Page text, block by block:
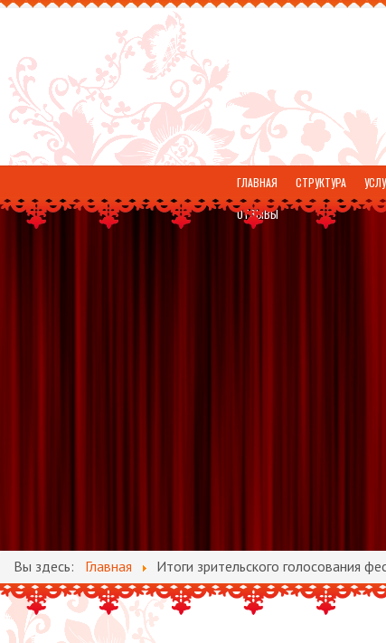
ГЛАВНАЯ СТРУКТУРА
ОТЗЫВЫ
Вы здесь: Главная Итоги зрительского голосования